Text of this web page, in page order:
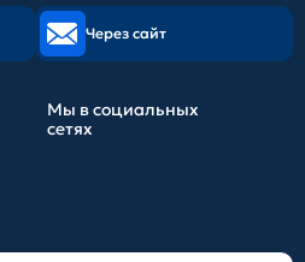
Через сайт
Мы в социальных
сетях